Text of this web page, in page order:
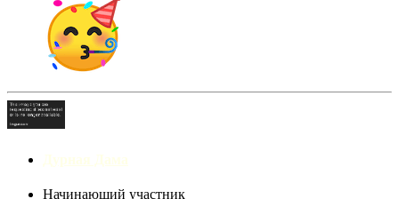
Дурная Дама
Начинающий участник